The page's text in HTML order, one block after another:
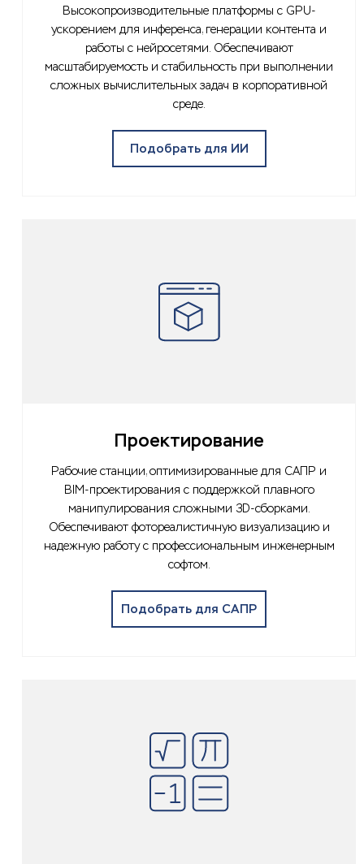
Высокопроизводительные платформы с GPU-
ускорением для инференса, генерации контента и
работы с нейросетями. Обеспечивают
масштабируемость и стабильность при выполнении
сложных вычислительных задач в корпоративной
среде.
Подобрать для ИИ
Проектирование
Рабочие станции, оптимизированные для САПР и
BIM-проектирования с поддержкой плавного
манипулирования сложными 3D-сборками.
Обеспечивают фотореалистичную визуализацию и
надежную работу с профессиональным инженерным
софтом.
Подобрать для САПР